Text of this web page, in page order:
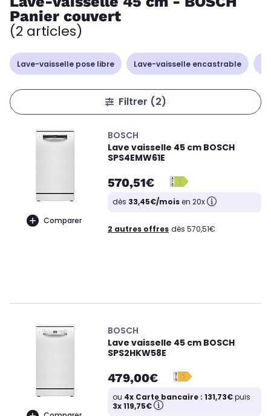
Panier couvert
(2 articles)
Lave-vaisselle pose libre Lave-vaisselle encastrable
Filtrer (2)
Comparer
BOSCH
Lave vaisselle 45 cm BOSCH
SPS4EMW61E
570,51€
dès 33,45€/moisen 20x
2 autres offres dès 570,51€
BOSCH
Lave vaisselle 45 cm BOSCH
SPS2HKW58E
479,00€
ou 4x Carte bancaire : 131,73€puis
3x 119,75€